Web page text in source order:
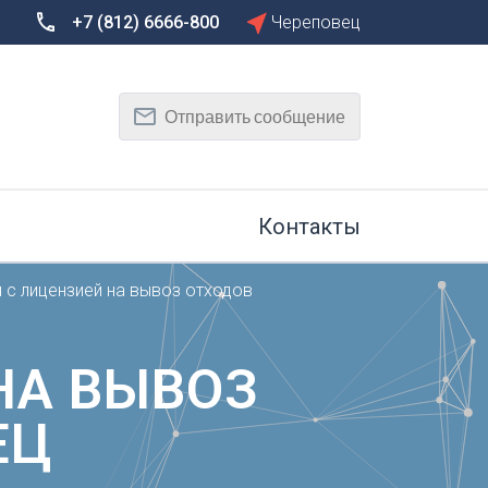
Дону
Тамбов
Тюмень
Улан-Удэ
Ульяновск
Уфа
Х
+7 (812) 6666-800 Череповец
Отправить сообщение
Контакты
с лицензией на вывоз отходов
ВЫВОЗ